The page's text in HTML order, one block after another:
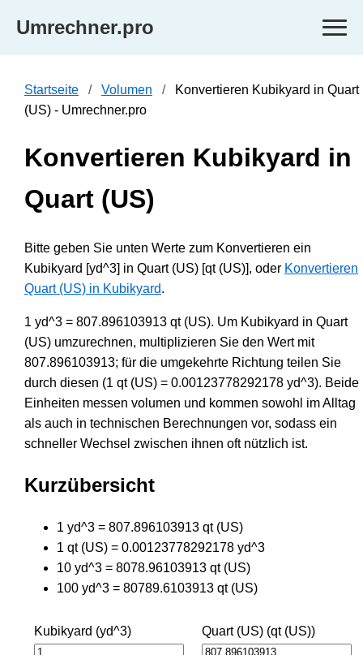
Umrechner.pro
Startseite Volumen
Konvertieren Kubikyard in Quart
(US) - Umrechner.pro
Konvertieren Kubikyard in
Quart (US)
Bitte geben Sie unten Werte zum Konvertieren ein
Kubikyard [yd^3] in Quart (US) [qt (US)], oder Konvertieren
Quart (US) in Kubikyard.
1 yd^3 = 807.896103913 qt (US). Um Kubikyard in Quart
(US) umzurechnen, multiplizieren Sie den Wert mit
807.896103913; für die umgekehrte Richtung teilen Sie
durch diesen (1 qt (US) = 0.00123778292178 yd^3). Beide
Einheiten messen volumen und kommen sowohl im Alltag
als auch in technischen Berechnungen vor, sodass ein
schneller Wechsel zwischen ihnen oft nützlich ist.
Kurzübersicht
1 yd^3 = 807.896103913 qt (US)
1 qt (US) = 0.00123778292178 yd^3
10 yd^3 = 8078.96103913 qt (US)
100 yd^3 = 80789.6103913 qt (US)
Kubikyard (yd^3) Quart (US) (qt (US))